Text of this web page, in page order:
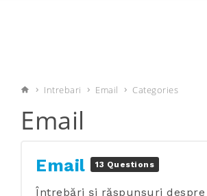
Intrebari
Email Categories
Email
Email 13 Questions
Întrebări și răspunsuri